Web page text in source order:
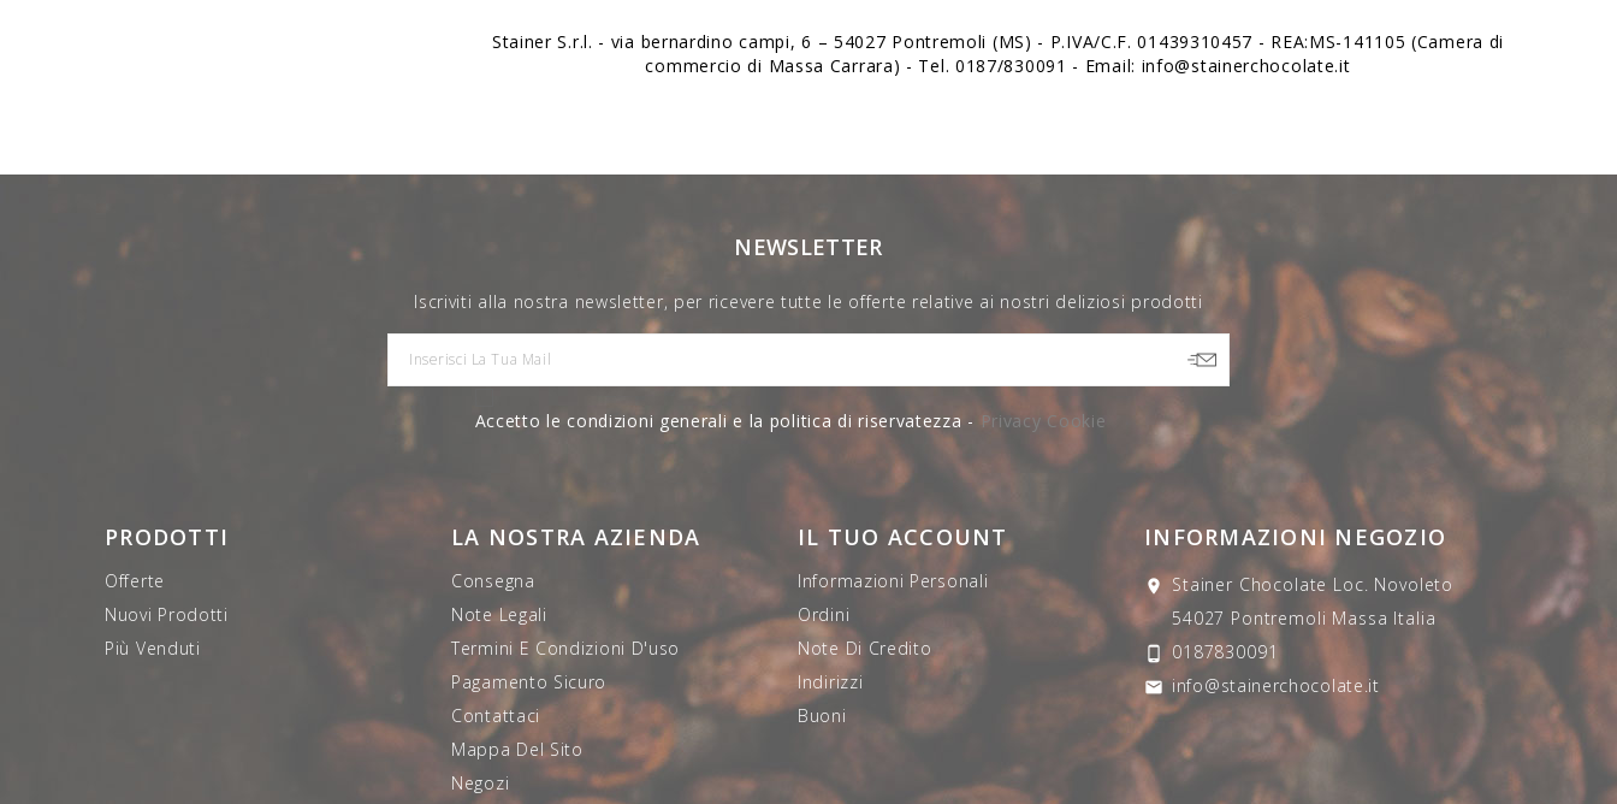
Stainer S.r.l. - via bernardino campi, 6 – 54027 Pontremoli (MS) - P.IVA/C.F. 01439310457 - REA:MS-141105 (Camera di
commercio di Massa Carrara) - Tel. 0187/830091 - Email: info@stainerchocolate.it
NEWSLETTER
Iscriviti alla nostra newsletter, per ricevere tutte le offerte relative ai nostri deliziosi prodotti
Accetto le condizioni generali e la politica di riservatezza - Privacy Cookie
PRODOTTI
Offerte
Nuovi Prodotti
Più Venduti
LA NOSTRA AZIENDA
Consegna
Note Legali
Termini E Condizioni D'uso
Pagamento Sicuro
Contattaci
Mappa Del Sito
Negozi
IL TUO ACCOUNT
Informazioni Personali
Ordini
Note Di Credito
Indirizzi
Buoni
INFORMAZIONI NEGOZIO
 Stainer Chocolate Loc. Novoleto
54027 Pontremoli Massa Italia
 0187830091
 info@stainerchocolate.it